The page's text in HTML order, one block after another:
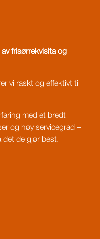
frisørrekvisita og
vi raskt og effektivt til
med et bredt
og høy servicegrad –
det de gjør best.